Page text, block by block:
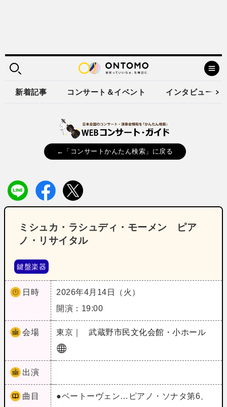
新着記事 コンサート＆イベント インタビュー
←「コンサートかんたん検索」に戻る
ミシュカ・ラシュディ・モーメン ピア
ノ・リサイタル
鍵盤楽器
日時
2026年4月14日（火）
開演：19:00
会場 東京｜ 武蔵野市民文化会館・小ホール
出演
曲目
●ベートーヴェン…ピアノ・ソナタ第6、